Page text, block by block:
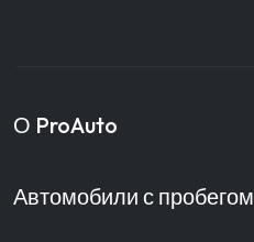
О ProAuto
Автомобили с пробегом